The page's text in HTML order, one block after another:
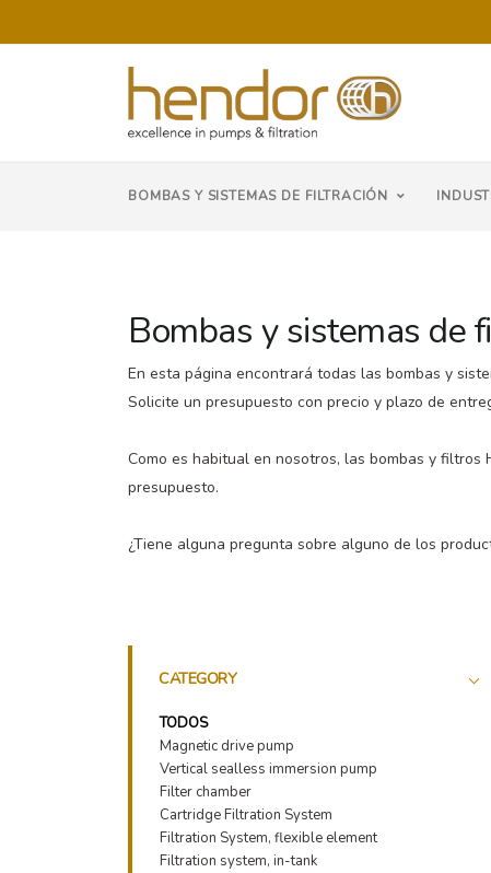
BOMBAS Y SISTEMAS DE FILTRACIÓN
Bombas y sistemas de
En esta página encontrará todas las bombas y
Solicite un presupuesto con precio y plazo de
Como es habitual en nosotros, las bombas y
presupuesto.
¿Tiene alguna pregunta sobre alguno de los
CATEGORY
TODOS
Magnetic drive pump
Vertical sealless immersion pump
Filter chamber
Cartridge Filtration System
Filtration System, flexible element
Filtration system, in-tank